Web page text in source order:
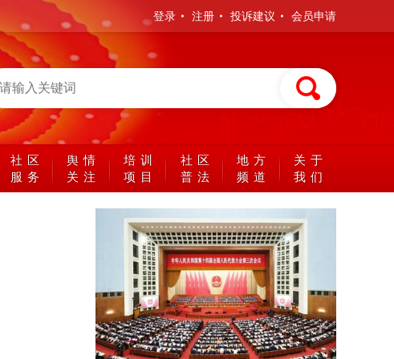
登录 注册 投诉建议 会员申请
社区
服务
舆情
关注
培训
项目
社区
普法
地方
频道
关于
我们